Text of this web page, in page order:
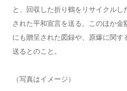
と、回収した折り鶴をリサイクルし
された平和宣言を送る。このほか
にも贈呈された図録や、原爆に関す
送るとのこと。
（写真はイメージ）